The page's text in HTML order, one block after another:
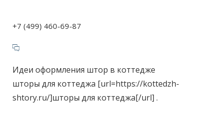
+7 (499) 460-69-87
Идеи оформления штор в коттедже
шторы для коттеджа [url=https://kottedzh-
shtory.ru/]шторы для коттеджа[/url] .